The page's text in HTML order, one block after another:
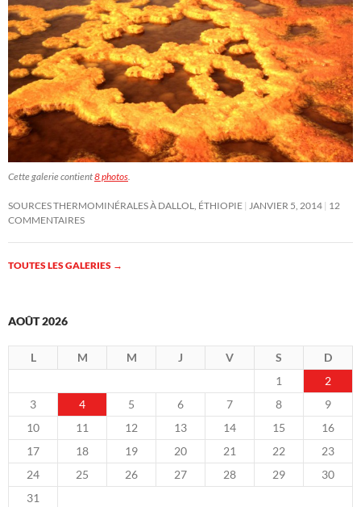
Cette galerie contient8 photos
SOURCES THERMOMINÉRALES À DALLOL, ÉTHIOPIE JANVIER 5, 2014 12
COMMENTAIRES
TOUTES LES GALERIES →
AOÛT 2026
L M M J V S
D
1
2
3
4 5 6 7 8
9
10
11 12 13 14 15
16
17
18 19 20 21 22
23
24
25 26 27 28 29
30
31